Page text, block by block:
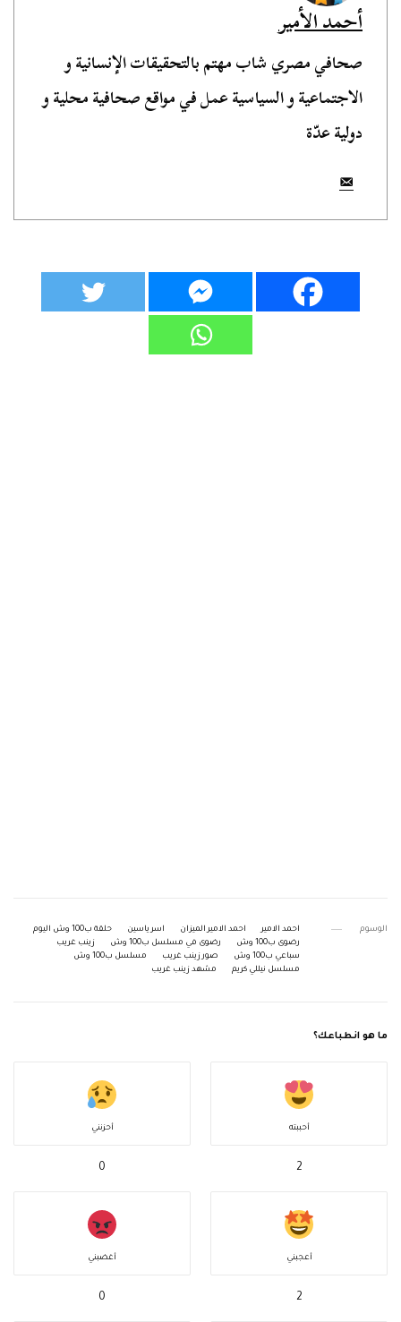
أحمد الأمير
صحافي مصري شاب مهتم بالتحقيقات الإنسانية و
الاجتماعية و السياسية عمل في مواقع صحافية محلية و
دولية عدّة
الوسوم احمد الامير احمد الامير الميزان اسر ياسين
حلقة ب100 وش اليوم
رضوى ب100 وش
رضوى في مسلسل ب100 وش
زينب غريب
سباعي ب100 وش
صور زينب غريب
مسلسل ب100 وش
مسلسل نيللي كريم
مشهد زينب غريب
ما هو انطباعك؟
أحببته
2
أحزنني
0
أعجبني
2
أغضبني
0